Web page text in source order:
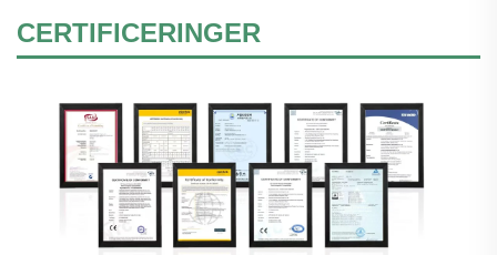
CERTIFICERINGER